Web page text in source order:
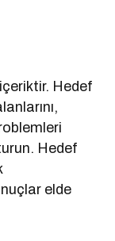
Hedef
Hedef
elde